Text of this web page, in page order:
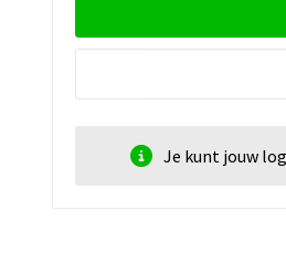
Je kunt jouw